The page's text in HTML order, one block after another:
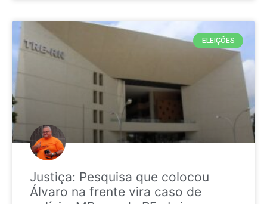
ELEIÇÕES
Justiça: Pesquisa que colocou
Álvaro na frente vira caso de